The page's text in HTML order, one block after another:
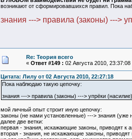
возникают от сформировавшихся правил. Пока
знания ---> правила (законы) --->
Re: Теория всего
« Ответ #149 : 02 Августа 2010, 23:37:08
Цитата: Лилу от 02 Августа 2010, 22:27:18
Пока наблюдаю такую цепочку:
знания ---> правила (законы) ---> упрёки
мой личный опыт строит иную цепочку:
законы (не нами установленные) ---> знания (уже
далее две ветки:
первая - знания, искажающие законы, приводят к
вторая - знания, не искажающие законы,